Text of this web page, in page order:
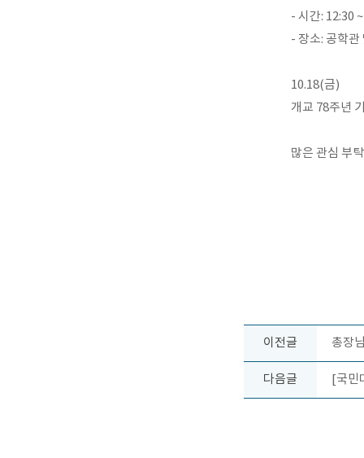
- 시간: 12:30
- 장소: 공학관
10.18(금)
개교 78주년
많은 관심 부
이전글 총장
다음글 [국민